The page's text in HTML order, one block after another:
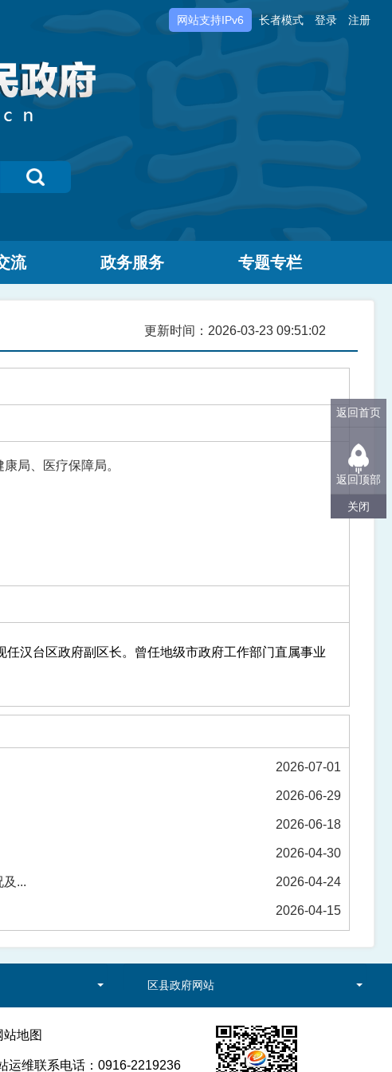
网站支持IPv6 长者模式 登录 注册
流 政务服务 专题专栏
更新时间：2026-03-23 09:51:02
局、医疗保障局。
任汉台区政府副区长。曾任地级市政府工作部门直属事业
2026-07-01
2026-06-29
2026-06-18
2026-04-30
2026-04-24
...
2026-04-15
区县政府网站
站地图
运维联系电话：0916-2219236
返回首页
返回顶部
关闭